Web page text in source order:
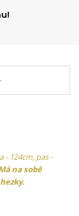
124cm, pas -
na sobě